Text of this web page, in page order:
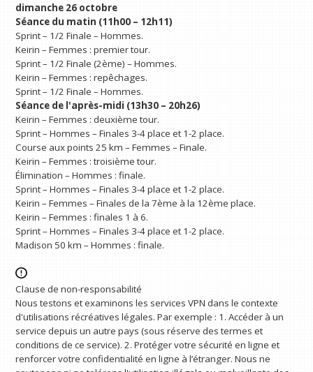
dimanche 26 octobre
Séance du matin (11h00 – 12h11)
Sprint – 1/2 Finale – Hommes.
Keirin – Femmes : premier tour.
Sprint – 1/2 Finale (2ème) – Hommes.
Keirin – Femmes : repêchages.
Sprint – 1/2 Finale – Hommes.
Séance de l'après-midi (13h30 – 20h26)
Keirin – Femmes : deuxième tour.
Sprint – Hommes – Finales 3-4 place et 1-2 place.
Course aux points 25 km – Femmes – Finale.
Keirin – Femmes : troisième tour.
Élimination – Hommes : finale.
Sprint – Hommes – Finales 3-4 place et 1-2 place.
Keirin – Femmes – Finales de la 7ème à la 12ème place.
Keirin – Femmes : finales 1 à 6.
Sprint – Hommes – Finales 3-4 place et 1-2 place.
Madison 50 km – Hommes : finale.
Clause de non-responsabilité
Nous testons et examinons les services VPN dans le contexte
d'utilisations récréatives légales. Par exemple : 1. Accéder à un
service depuis un autre pays (sous réserve des termes et
conditions de ce service). 2. Protéger votre sécurité en ligne et
renforcer votre confidentialité en ligne à l’étranger. Nous ne